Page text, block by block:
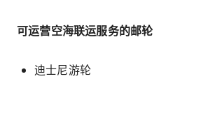
可运营空海联运服务的邮轮
迪士尼游轮